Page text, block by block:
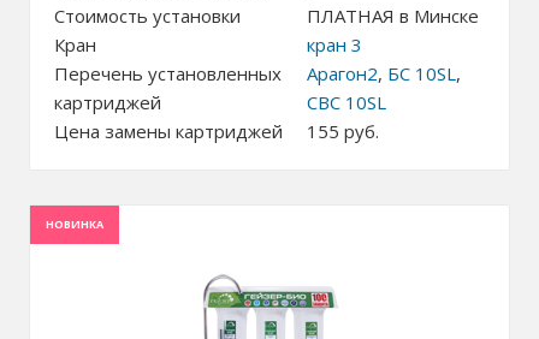
Стоимость установки
ПЛАТНАЯ в Минске
Кран
кран 3
Перечень установленных
картриджей
Арагон2, БС 10SL,
СВС 10SL
Цена замены картриджей
155 руб.
НОВИНКА